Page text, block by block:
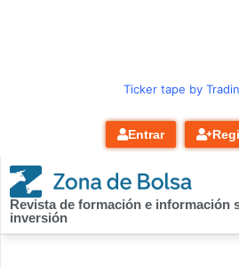
Ticker tape by
Entrar
Revista de formación e información
inversión